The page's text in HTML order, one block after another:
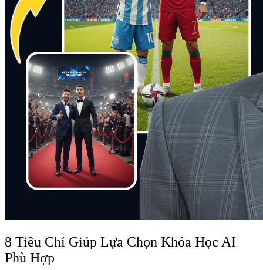
8 Tiêu Chí Giúp Lựa Chọn Khóa Học AI
Phù Hợp